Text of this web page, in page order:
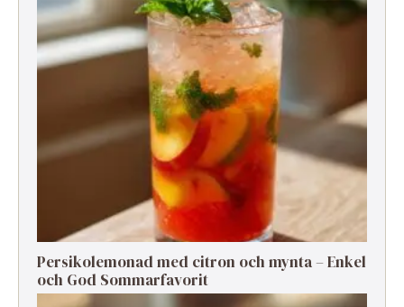
Persikolemonad med citron och mynta – Enkel
och God Sommarfavorit